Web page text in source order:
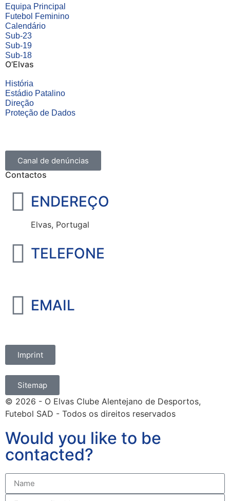
Equipa Principal
Futebol Feminino
Calendário
Sub-23
Sub-19
Sub-18
O’Elvas
História
Estádio Patalino
Direção
Proteção de Dados
Canal de denúncias
Contactos
ENDEREÇO
Elvas, Portugal
TELEFONE
EMAIL
Imprint
Sitemap
© 2026 - O Elvas Clube Alentejano de Desportos,
Futebol SAD - Todos os direitos reservados
Would you like to be
contacted?